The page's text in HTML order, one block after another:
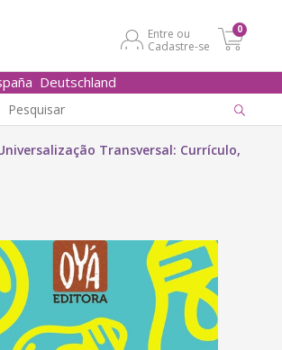
Entre ou
Cadastre-se
0
Deutschland
Transversal: Currículo,